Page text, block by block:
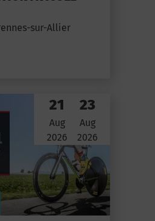
sur-Allier
21
Aug
2026
23
Aug
2026